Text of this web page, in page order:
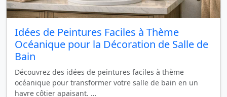
Idées de Peintures Faciles à Thème
Océanique pour la Décoration de Salle de
Bain
Découvrez des idées de peintures faciles à thème
océanique pour transformer votre salle de bain en un
havre côtier apaisant. …